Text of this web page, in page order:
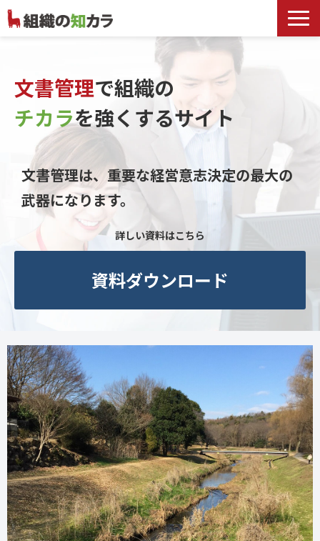
文書管理サービス
お役立ち記事
記事カテゴリ一覧
よくあるお問合せ
文書管理で組織の
チカラを強くするサイト
文書管理は、重要な経営意志決定の最大の
武器になります。
詳しい資料はこちら
資料ダウンロード